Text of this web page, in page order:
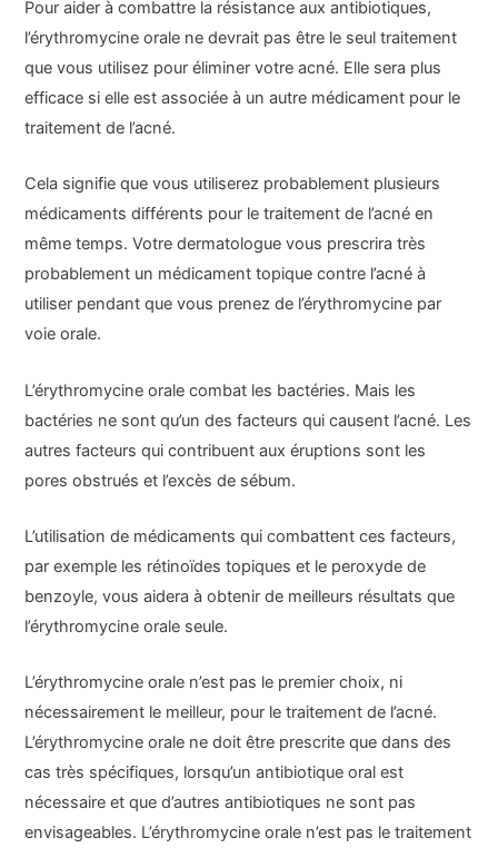
Pour aider à combattre la résistance aux antibiotiques,
l’érythromycine orale ne devrait pas être le seul traitement
que vous utilisez pour éliminer votre acné. Elle sera plus
efficace si elle est associée à un autre médicament pour le
traitement de l’acné.
Cela signifie que vous utiliserez probablement plusieurs
médicaments différents pour le traitement de l’acné en
même temps. Votre dermatologue vous prescrira très
probablement un médicament topique contre l’acné à
utiliser pendant que vous prenez de l’érythromycine par
voie orale.
L’érythromycine orale combat les bactéries. Mais les
bactéries ne sont qu’un des facteurs qui causent l’acné. Les
autres facteurs qui contribuent aux éruptions sont les
pores obstrués et l’excès de sébum.
L’utilisation de médicaments qui combattent ces facteurs,
par exemple les rétinoïdes topiques et le peroxyde de
benzoyle, vous aidera à obtenir de meilleurs résultats que
l’érythromycine orale seule.
L’érythromycine orale n’est pas le premier choix, ni
nécessairement le meilleur, pour le traitement de l’acné.
L’érythromycine orale ne doit être prescrite que dans des
cas très spécifiques, lorsqu’un antibiotique oral est
nécessaire et que d’autres antibiotiques ne sont pas
envisageables. L’érythromycine orale n’est pas le traitement